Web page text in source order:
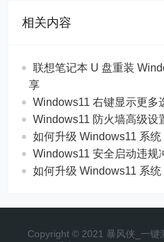
相关内容
联想笔记本 U 盘重装
享
Windows11 右键显示更多
Windows11 防火墙高级设
如何升级 Windows11 系统
Windows11 安全启动违规
如何升级 Windows11 系统
Copyright © 2021 暴风侠_一键